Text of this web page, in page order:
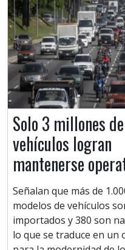
Solo 3 millones de
vehículos logran
mantenerse
Señalan que más de
modelos de vehículos
importados y 380 son
lo que se traduce en un